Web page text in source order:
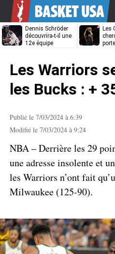
Dennis Schröder
découvrira-t-il une
12e équipe
Les
Unibet
Les Warriors
les Bucks : +
Publié le 7/03/2024 à 6:39
Modifié le 7/03/2024 à 9:24
NBA – Derrière les 29
une adresse insolente et
les Warriors n’ont fait
Milwaukee (125-90).